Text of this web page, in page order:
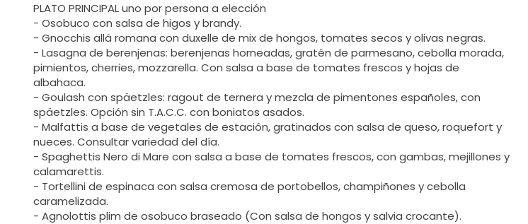
PLATO PRINCIPAL uno por persona a elección
- Osobuco con salsa de higos y brandy.
- Gnocchis allá romana con duxelle de mix de hongos, tomates secos y olivas negras.
- Lasagna de berenjenas: berenjenas horneadas, gratén de parmesano, cebolla morada,
pimientos, cherries, mozzarella. Con salsa a base de tomates frescos y hojas de
albahaca.
- Goulash con späetzles: ragout de ternera y mezcla de pimentones españoles, con
späetzles. Opción sin T.A.C.C. con boniatos asados.
- Malfattis a base de vegetales de estación, gratinados con salsa de queso, roquefort y
nueces. Consultar variedad del día.
- Spaghettis Nero di Mare con salsa a base de tomates frescos, con gambas, mejillones y
calamarettis.
- Tortellini de espinaca con salsa cremosa de portobellos, champiñones y cebolla
caramelizada.
- Agnolottis plim de osobuco braseado (Con salsa de hongos y salvia crocante).